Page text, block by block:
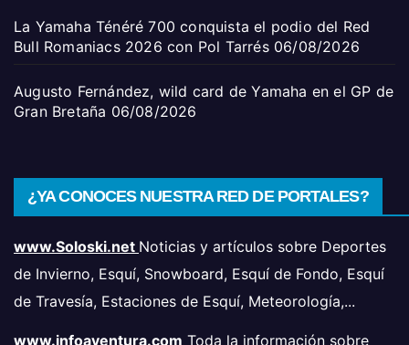
La Yamaha Ténéré 700 conquista el podio del Red
Bull Romaniacs 2026 con Pol Tarrés 06/08/2026
Augusto Fernández, wild card de Yamaha en el GP de
Gran Bretaña 06/08/2026
¿YA CONOCES NUESTRA RED DE PORTALES?
www.Soloski.net Noticias y artículos sobre Deportes
de Invierno, Esquí, Snowboard, Esquí de Fondo, Esquí
de Travesía, Estaciones de Esquí, Meteorología,...
www.infoaventura.com Toda la información sobre